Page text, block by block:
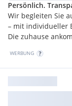
Persönlich.
Wir begleiten Sie
– mit individueller
Die zuhause
WERBUNG